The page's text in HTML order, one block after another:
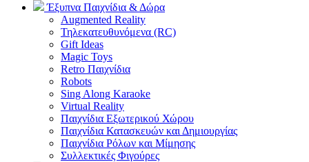
Έξυπνα Παιχνίδια & Δώρα
Augmented Reality
Τηλεκατευθυνόμενα (RC)
Gift Ideas
Magic Toys
Retro Παιχνίδια
Robots
Sing Along Karaoke
Virtual Reality
Παιχνίδια Εξωτερικού Χώρου
Παιχνίδια Κατασκευών και Δημιουργίας
Παιχνίδια Ρόλων και Μίμησης
Συλλεκτικές Φιγούρες